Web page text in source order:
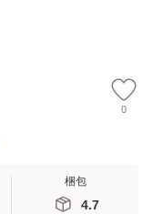
0
梱包
4.7